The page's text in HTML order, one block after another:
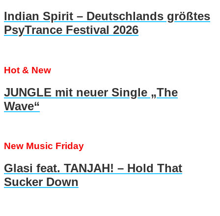
Indian Spirit – Deutschlands größtes
PsyTrance Festival 2026
Hot & New
JUNGLE mit neuer Single „The
Wave“
New Music Friday
Glasi feat. TANJAH! – Hold That
Sucker Down